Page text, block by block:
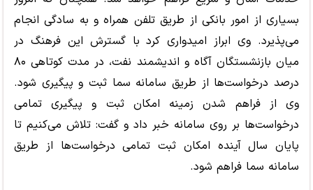
بسیاری از امور بانکی از طریق تلفن همراه و به سادگی انجام
می‌پذیرد. وی ابراز امیدواری کرد با گسترش این فرهنگ در
میان بازنشستگان آگاه و اندیشمند نفت، در مدت کوتاهی ۸۰
درصد درخواست‌ها از طریق سامانه سما ثبت و پیگیری شود.
وی از فراهم شدن زمینه امکان ثبت و پیگیری تمامی
درخواست‌ها بر روی سامانه خبر داد و گفت: تلاش می‌کنیم تا
پایان سال آینده امکان ثبت تمامی درخواست‌ها از طریق
سامانه سما فراهم شود.